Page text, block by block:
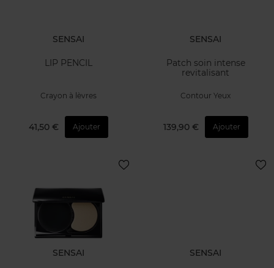
SENSAI
LIP PENCIL
Crayon à lèvres
41,50 € Ajouter
SENSAI
Patch soin intense
revitalisant
Contour Yeux
139,90 € Ajouter
SENSAI SENSAI